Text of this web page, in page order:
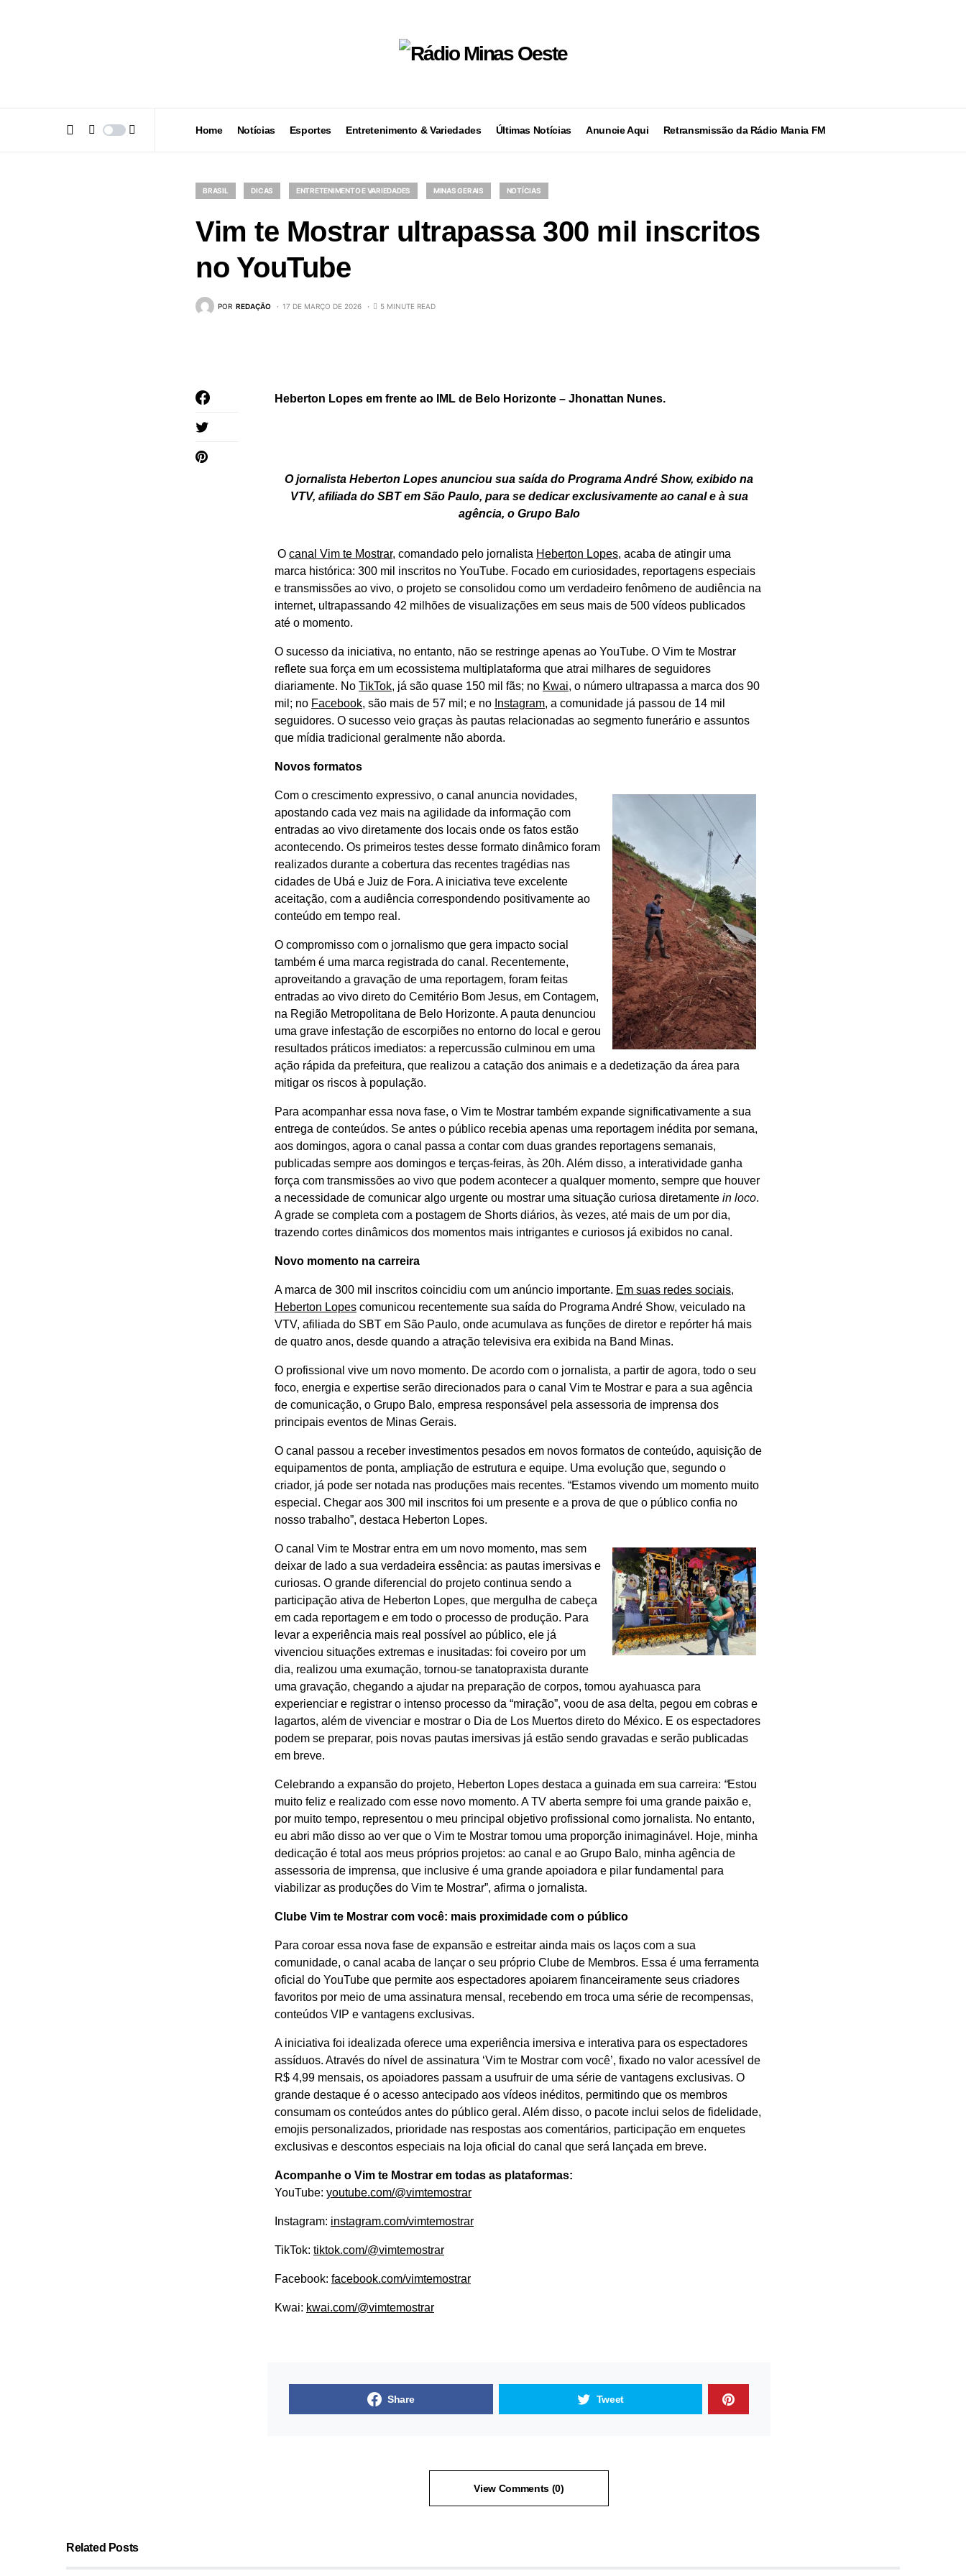
Home Notícias Esportes Entretenimento & Variedades Últimas Notícias Anuncie Aqui Retransmissão da Rádio Mania FM
BRASIL DICAS ENTRETENIMENTO E VARIEDADES MINAS GERAIS NOTÍCIAS
Vim te Mostrar ultrapassa 300 mil inscritos
no YouTube
POR REDAÇÃO 17 DE MARÇO DE 2026 5 MINUTE READ
Heberton Lopes em frente ao IML de Belo Horizonte – Jhonattan Nunes.
O jornalista Heberton Lopes anunciou sua saída do Programa André Show, exibido na
VTV, afiliada do SBT em São Paulo, para se dedicar exclusivamente ao canal e à sua
agência, o Grupo Balo
O canal Vim te Mostrar, comandado pelo jornalista Heberton Lopes, acaba de atingir uma
marca histórica: 300 mil inscritos no YouTube. Focado em curiosidades, reportagens especiais
e transmissões ao vivo, o projeto se consolidou como um verdadeiro fenômeno de audiência na
internet, ultrapassando 42 milhões de visualizações em seus mais de 500 vídeos publicados
até o momento.
O sucesso da iniciativa, no entanto, não se restringe apenas ao YouTube. O Vim te Mostrar
reflete sua força em um ecossistema multiplataforma que atrai milhares de seguidores
diariamente. No TikTok, já são quase 150 mil fãs; no Kwai, o número ultrapassa a marca dos 90
mil; no Facebook, são mais de 57 mil; e no Instagram, a comunidade já passou de 14 mil
seguidores. O sucesso veio graças às pautas relacionadas ao segmento funerário e assuntos
que mídia tradicional geralmente não aborda.
Novos formatos
Com o crescimento expressivo, o canal anuncia novidades,
apostando cada vez mais na agilidade da informação com
entradas ao vivo diretamente dos locais onde os fatos estão
acontecendo. Os primeiros testes desse formato dinâmico foram
realizados durante a cobertura das recentes tragédias nas
cidades de Ubá e Juiz de Fora. A iniciativa teve excelente
aceitação, com a audiência correspondendo positivamente ao
conteúdo em tempo real.
O compromisso com o jornalismo que gera impacto social
também é uma marca registrada do canal. Recentemente,
aproveitando a gravação de uma reportagem, foram feitas
entradas ao vivo direto do Cemitério Bom Jesus, em Contagem,
na Região Metropolitana de Belo Horizonte. A pauta denunciou
uma grave infestação de escorpiões no entorno do local e gerou
resultados práticos imediatos: a repercussão culminou em uma
ação rápida da prefeitura, que realizou a catação dos animais e a dedetização da área para
mitigar os riscos à população.
Para acompanhar essa nova fase, o Vim te Mostrar também expande significativamente a sua
entrega de conteúdos. Se antes o público recebia apenas uma reportagem inédita por semana,
aos domingos, agora o canal passa a contar com duas grandes reportagens semanais,
publicadas sempre aos domingos e terças-feiras, às 20h. Além disso, a interatividade ganha
força com transmissões ao vivo que podem acontecer a qualquer momento, sempre que houver
a necessidade de comunicar algo urgente ou mostrar uma situação curiosa diretamente in loco.
A grade se completa com a postagem de Shorts diários, às vezes, até mais de um por dia,
trazendo cortes dinâmicos dos momentos mais intrigantes e curiosos já exibidos no canal.
Novo momento na carreira
A marca de 300 mil inscritos coincidiu com um anúncio importante. Em suas redes sociais,
Heberton Lopes comunicou recentemente sua saída do Programa André Show, veiculado na
VTV, afiliada do SBT em São Paulo, onde acumulava as funções de diretor e repórter há mais
de quatro anos, desde quando a atração televisiva era exibida na Band Minas.
O profissional vive um novo momento. De acordo com o jornalista, a partir de agora, todo o seu
foco, energia e expertise serão direcionados para o canal Vim te Mostrar e para a sua agência
de comunicação, o Grupo Balo, empresa responsável pela assessoria de imprensa dos
principais eventos de Minas Gerais.
O canal passou a receber investimentos pesados em novos formatos de conteúdo, aquisição de
equipamentos de ponta, ampliação de estrutura e equipe. Uma evolução que, segundo o
criador, já pode ser notada nas produções mais recentes. “Estamos vivendo um momento muito
especial. Chegar aos 300 mil inscritos foi um presente e a prova de que o público confia no
nosso trabalho”, destaca Heberton Lopes.
O canal Vim te Mostrar entra em um novo momento, mas sem
deixar de lado a sua verdadeira essência: as pautas imersivas e
curiosas. O grande diferencial do projeto continua sendo a
participação ativa de Heberton Lopes, que mergulha de cabeça
em cada reportagem e em todo o processo de produção. Para
levar a experiência mais real possível ao público, ele já
vivenciou situações extremas e inusitadas: foi coveiro por um
dia, realizou uma exumação, tornou-se tanatopraxista durante
uma gravação, chegando a ajudar na preparação de corpos, tomou ayahuasca para
experienciar e registrar o intenso processo da “miração”, voou de asa delta, pegou em cobras e
lagartos, além de vivenciar e mostrar o Dia de Los Muertos direto do México. E os espectadores
podem se preparar, pois novas pautas imersivas já estão sendo gravadas e serão publicadas
em breve.
Celebrando a expansão do projeto, Heberton Lopes destaca a guinada em sua carreira: “Estou
muito feliz e realizado com esse novo momento. A TV aberta sempre foi uma grande paixão e,
por muito tempo, representou o meu principal objetivo profissional como jornalista. No entanto,
eu abri mão disso ao ver que o Vim te Mostrar tomou uma proporção inimaginável. Hoje, minha
dedicação é total aos meus próprios projetos: ao canal e ao Grupo Balo, minha agência de
assessoria de imprensa, que inclusive é uma grande apoiadora e pilar fundamental para
viabilizar as produções do Vim te Mostrar”, afirma o jornalista.
Clube Vim te Mostrar com você: mais proximidade com o público
Para coroar essa nova fase de expansão e estreitar ainda mais os laços com a sua
comunidade, o canal acaba de lançar o seu próprio Clube de Membros. Essa é uma ferramenta
oficial do YouTube que permite aos espectadores apoiarem financeiramente seus criadores
favoritos por meio de uma assinatura mensal, recebendo em troca uma série de recompensas,
conteúdos VIP e vantagens exclusivas.
A iniciativa foi idealizada oferece uma experiência imersiva e interativa para os espectadores
assíduos. Através do nível de assinatura ‘Vim te Mostrar com você’, fixado no valor acessível de
R$ 4,99 mensais, os apoiadores passam a usufruir de uma série de vantagens exclusivas. O
grande destaque é o acesso antecipado aos vídeos inéditos, permitindo que os membros
consumam os conteúdos antes do público geral. Além disso, o pacote inclui selos de fidelidade,
emojis personalizados, prioridade nas respostas aos comentários, participação em enquetes
exclusivas e descontos especiais na loja oficial do canal que será lançada em breve.
Acompanhe o Vim te Mostrar em todas as plataformas:
YouTube: youtube.com/@vimtemostrar
Instagram: instagram.com/vimtemostrar
TikTok: tiktok.com/@vimtemostrar
Facebook: facebook.com/vimtemostrar
Kwai: kwai.com/@vimtemostrar
Share Tweet
View Comments (0)
Related Posts